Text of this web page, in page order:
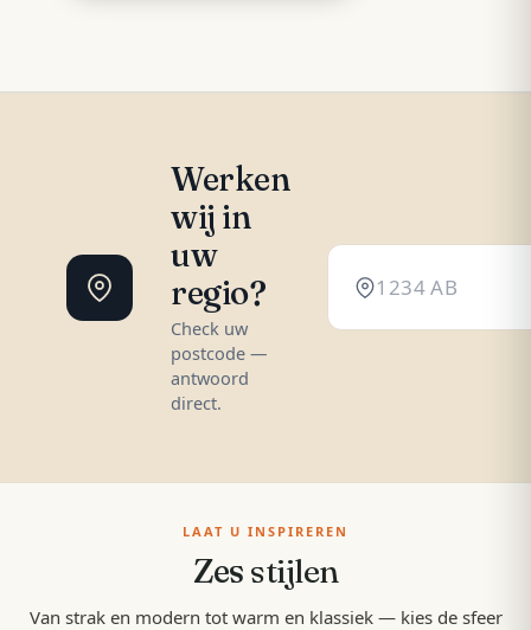
Werken
wij in
uw
regio?
Check uw
postcode —
antwoord
direct.
LAAT U INSPIREREN
Zes stijlen
Van strak en modern tot warm en klassiek — kies de sfeer